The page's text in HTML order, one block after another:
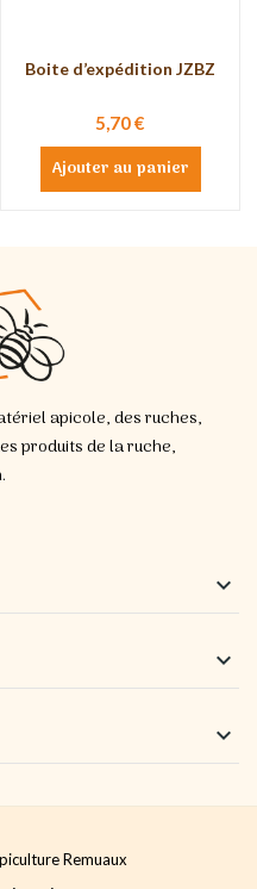
Boite d’expédition JZBZ
5,70 €
Ajouter au panier
apicole, des ruches,
produits de la ruche,



Remuaux